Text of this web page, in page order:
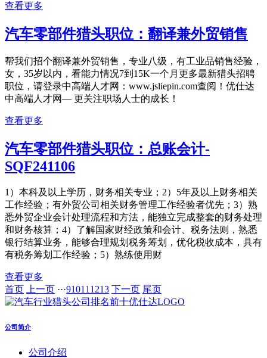
查看更多
汽车零部件猎头职位：翻译兼外贸销售
帮我们招个翻译兼外贸销售，专业八级，有工业品销售经验，
女，35岁以内，看能力情况7到15K一个月更多最新猎头招聘
职位，请登录中高端人才网：www.jsliepin.com查阅！优仕达
中高端人才网— 更关注职场人士的成长！
查看更多
汽车零部件猎头职位：总账会计-
SQF241106
1）本科及以上学历，财务相关专业；2）5年及以上财务相关
工作经验；有外贸公司相关财务管理工作经验者优先；3）熟
悉外贸企业会计处理流程和方法，能独立完成整套的财务处理
和财务核算；4）了解国家财经政策和会计、税务法则，熟悉
银行结算业务，能够合理规划税务筹划，优化税收成本，具有
有税务筹划工作经验；5）熟练使用财
查看更多
首页
上一页 ···91011 1213 下一页 尾页
公司简介
公司介绍